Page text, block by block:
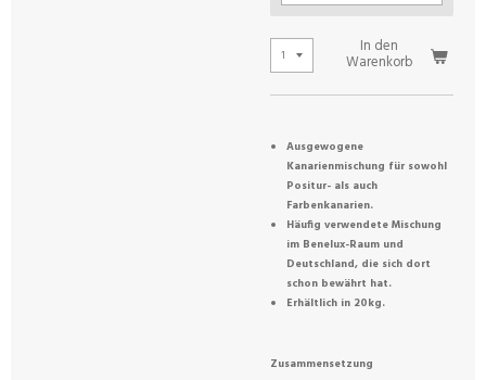
In den
Warenkorb
Ausgewogene
Kanarienmischung für sowohl
Positur- als auch
Farbenkanarien.
Häufig verwendete Mischung
im Benelux-Raum und
Deutschland, die sich dort
schon bewährt hat.
Erhältlich in 20kg.
Zusammensetzung